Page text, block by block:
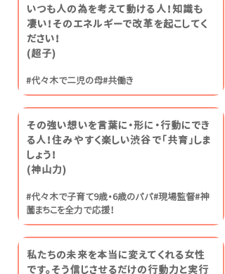
いつも人の為を考えて動ける人！知識も
凄い！そのエネルギーで改革を起こしてく
ださい！
​(超子)
#代々木で二児の母#共働き
その強い想いを言葉に・形に・行動にでき
る人！住みやすく楽しい渋谷で「共育」しま
しょう！
​(神山力)
#代々木で子育て9歳・6歳のパパ#現場監督#神
薗まちこを全力で応援！
私たちの未来を本当に変えてくれる女性
です。そう信じさせるだけの行動力と実行